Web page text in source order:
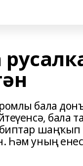
бала
Һәм уның